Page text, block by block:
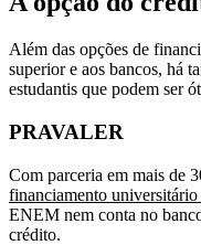
Além das opções de
superior e aos bancos, há
estudantis que podem ser
PRAVALER
Com parceria em mais de
financiamento
ENEM nem conta no
crédito.